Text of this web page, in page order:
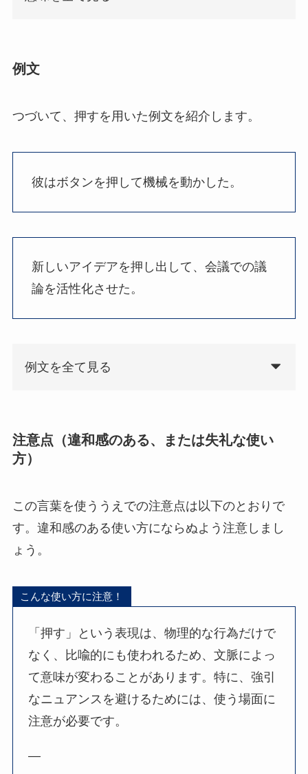
例文
つづいて、押すを用いた例文を紹介します。
彼はボタンを押して機械を動かした。
新しいアイデアを押し出して、会議での議
論を活性化させた。
例文を全て見る
注意点（違和感のある、または失礼な使い
方）
この言葉を使ううえでの注意点は以下のとおりで
す。違和感のある使い方にならぬよう注意しまし
ょう。
こんな使い方に注意！
「押す」という表現は、物理的な行為だけで
なく、比喩的にも使われるため、文脈によっ
て意味が変わることがあります。特に、強引
なニュアンスを避けるためには、使う場面に
注意が必要です。
—